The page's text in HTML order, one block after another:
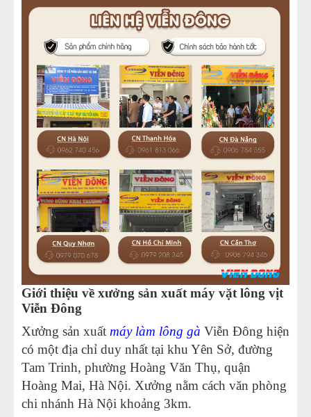
Giới thiệu về xưởng sản xuất máy vặt lông vịt
Viễn Đông
Xưởng sản xuất máy làm lông gà Viễn Đông hiện
có một địa chỉ duy nhất tại khu Yên Sở, đường
Tam Trinh, phường Hoàng Văn Thụ, quận
Hoàng Mai, Hà Nội. Xưởng nằm cách văn phòng
chi nhánh Hà Nội khoảng 3km.